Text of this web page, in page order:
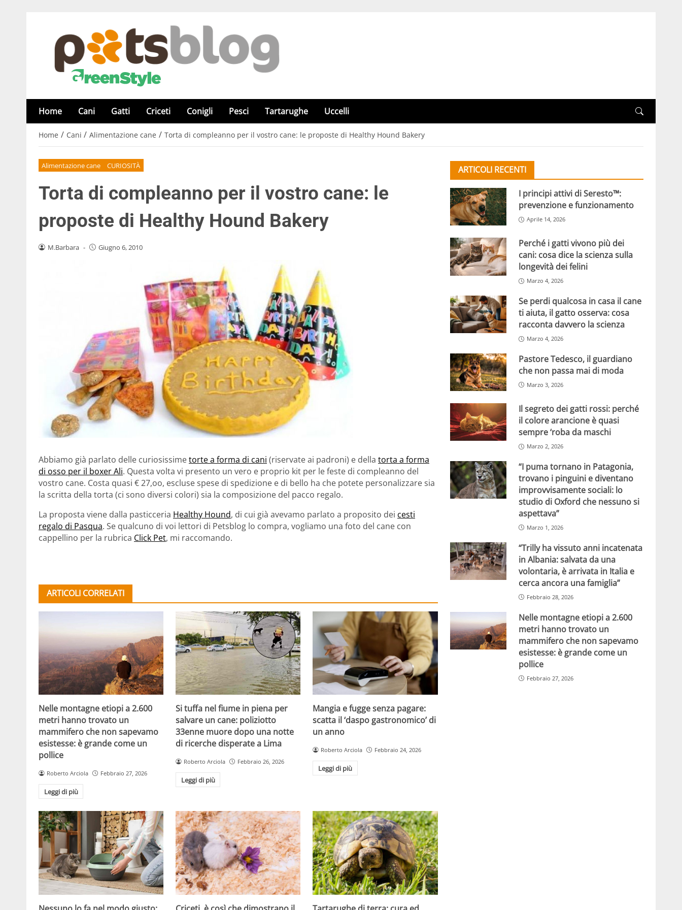
Home Cani Gatti Criceti Conigli Pesci Tartarughe Uccelli
Home / Cani / Alimentazione cane / Torta di compleanno per il vostro cane: le proposte di Healthy Hound Bakery
Alimentazione cane CURIOSITÀ
Torta di compleanno per il vostro cane: le
proposte di Healthy Hound Bakery
M.Barbara - Giugno 6, 2010
Abbiamo già parlato delle curiosissimetorte a forma di cani (riservate ai padroni) e della torta a forma
di osso per il boxer Ali. Questa volta vi presento un vero e proprio kit per le feste di compleanno del
vostro cane. Costa quasi € 27,oo, escluse spese di spedizione e di bello ha che potete personalizzare sia
la scritta della torta (ci sono diversi colori) sia la composizione del pacco regalo.
La proposta viene dalla pasticceria Healthy Hound, di cui già avevamo parlato a proposito dei cesti
regalo di Pasqua. Se qualcuno di voi lettori di Petsblog lo compra, vogliamo una foto del cane con
cappellino per la rubrica Click Pet, mi raccomando.
ARTICOLI CORRELATI
Nelle montagne etiopi a 2.600
metri hanno trovato un
mammifero che non sapevamo
esistesse: è grande come un
pollice
Roberto Arciola Febbraio 27, 2026
Leggi di più
Si tuffa nel fiume in piena per
salvare un cane: poliziotto
33enne muore dopo una notte
di ricerche disperate a Lima
Roberto Arciola Febbraio 26, 2026
Leggi di più
Mangia e fugge senza pagare:
scatta il ‘daspo gastronomico’ di
un anno
Roberto Arciola Febbraio 24, 2026
Leggi di più
ARTICOLI RECENTI
I principi attivi di Seresto™:
prevenzione e funzionamento
Aprile 14, 2026
Perché i gatti vivono più dei
cani: cosa dice la scienza sulla
longevità dei felini
Marzo 4, 2026
Se perdi qualcosa in casa il cane
ti aiuta, il gatto osserva: cosa
racconta davvero la scienza
Marzo 4, 2026
Pastore Tedesco, il guardiano
che non passa mai di moda
Marzo 3, 2026
Il segreto dei gatti rossi: perché
il colore arancione è quasi
sempre ‘roba da maschi
Marzo 2, 2026
“I puma tornano in Patagonia,
trovano i pinguini e diventano
improvvisamente sociali: lo
studio di Oxford che nessuno si
aspettava”
Marzo 1, 2026
“Trilly ha vissuto anni incatenata
in Albania: salvata da una
volontaria, è arrivata in Italia e
cerca ancora una famiglia”
Febbraio 28, 2026
Nelle montagne etiopi a 2.600
metri hanno trovato un
mammifero che non sapevamo
esistesse: è grande come un
pollice
Febbraio 27, 2026